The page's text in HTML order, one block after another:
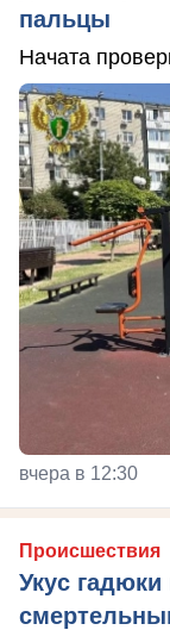
пальцы
Начата
вчера в 12:30
Происшествия
Укус